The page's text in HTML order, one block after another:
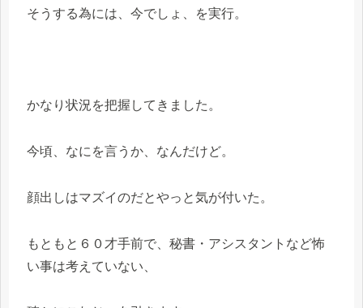
そうする為には、今でしょ、を実行。
かなり状況を把握してきました。
今頃、なにを言うか、なんだけど。
顔出しはマズイのだとやっと気が付いた。
もともと６０才手前で、秘書・アシスタントなど怖
い事は考えていない、